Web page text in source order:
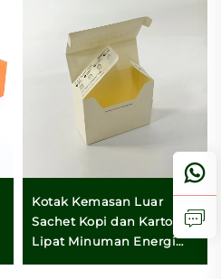
Kotak Kemasan Luar
Sachet Kopi dan Karton
Lipat Minuman Energi